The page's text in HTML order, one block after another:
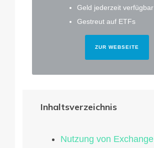
Geld jederzeit verfügbar
Gestreut auf ETFs
ZUR WEBSEITE
Inhaltsverzeichnis
Nutzung von Exchange